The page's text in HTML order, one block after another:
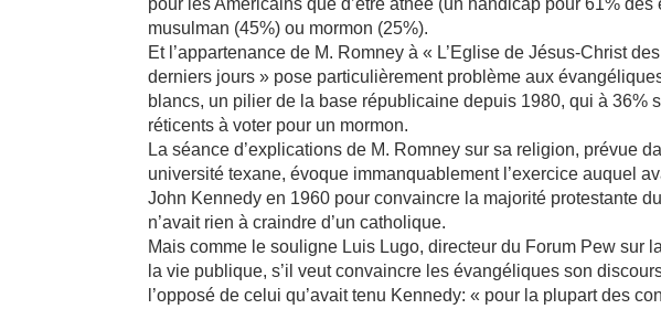
pour les Américains que d’être athée (un handicap pour 61% des
musulman (45%) ou mormon (25%).
Et l’appartenance de M. Romney à « L’Eglise de Jésus-Christ
derniers jours » pose particulièrement problème aux
blancs, un pilier de la base républicaine depuis 1980, qui à 36%
réticents à voter pour un mormon.
La séance d’explications de M. Romney sur sa religion, prévue
université texane, évoque immanquablement l’exercice auquel
John Kennedy en 1960 pour convaincre la majorité protestante
n’avait rien à craindre d’un catholique.
Mais comme le souligne Luis Lugo, directeur du Forum Pew sur
la vie publique, s’il veut convaincre les évangéliques son
l’opposé de celui qu’avait tenu Kennedy: « pour la plupart des